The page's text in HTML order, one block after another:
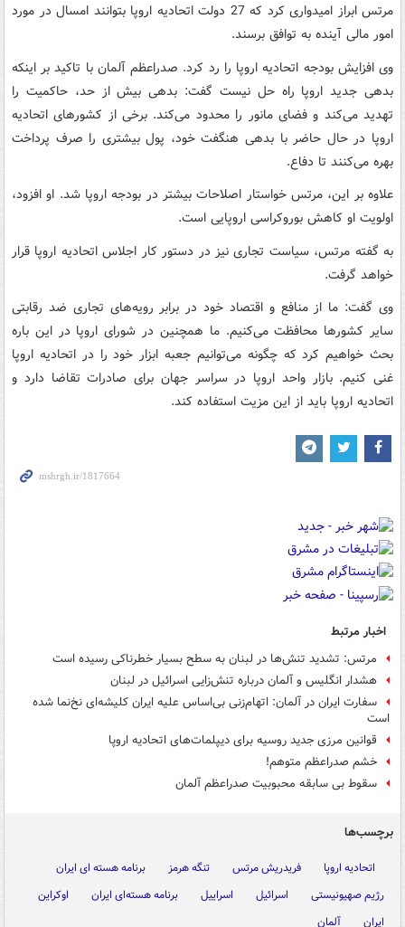
مرتس ابراز امیدواری کرد که 27 دولت اتحادیه اروپا بتوانند امسال در مورد
امور مالی آینده به توافق برسند.
وی افزایش بودجه اتحادیه اروپا را رد کرد. صدراعظم آلمان با تاکید بر اینکه
بدهی جدید اروپا راه حل نیست گفت: بدهی بیش از حد، حاکمیت را
تهدید می‌کند و فضای مانور را محدود می‌کند. برخی از کشورهای اتحادیه
اروپا در حال حاضر با بدهی هنگفت خود، پول بیشتری را صرف پرداخت
بهره می‌کنند تا دفاع.
علاوه بر این، مرتس خواستار اصلاحات بیشتر در بودجه اروپا شد. او افزود،
اولویت او کاهش بوروکراسی اروپایی است.
به گفته مرتس، سیاست تجاری نیز در دستور کار اجلاس اتحادیه اروپا قرار
خواهد گرفت.
وی گفت: ما از منافع و اقتصاد خود در برابر رویه‌های تجاری ضد رقابتی
سایر کشورها محافظت می‌کنیم. ما همچنین در شورای اروپا در این باره
بحث خواهیم کرد که چگونه می‌توانیم جعبه ابزار خود را در اتحادیه اروپا
غنی کنیم. بازار واحد اروپا در سراسر جهان برای صادرات تقاضا دارد و
اتحادیه اروپا باید از این مزیت استفاده کند.
اخبار مرتبط
مرتس: تشدید تنش‌ها در لبنان به سطح بسیار خطرناکی رسیده است
هشدار انگلیس و آلمان درباره تنش‌زایی اسرائیل در لبنان
سفارت ایران در آلمان: اتهام‌زنی بی‌اساس علیه ایران کلیشه‌ای نخ‌نما شده
است
قوانین مرزی جدید روسیه برای دیپلمات‌های اتحادیه اروپا
خشم صدراعظم متوهم!
سقوط بی سابقه محبوبیت صدراعظم آلمان
برچسب‌ها
اتحادیه اروپا فریدریش مرتس تنگه هرمز
برنامه هسته ای ایران
رژیم صهیونیستی
اسرائیل اسراییل برنامه هسته‌ای ایران
اوکراین
ایران
آلمان